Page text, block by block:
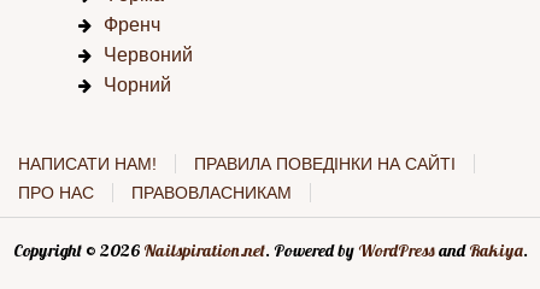
Френч
Червоний
Чорний
НАПИСАТИ НАМ!
ПРАВИЛА ПОВЕДІНКИ НА САЙТІ
ПРО НАС
ПРАВОВЛАСНИКАМ
Copyright © 2026Nailspiration.net. Powered by WordPressandRakiya.